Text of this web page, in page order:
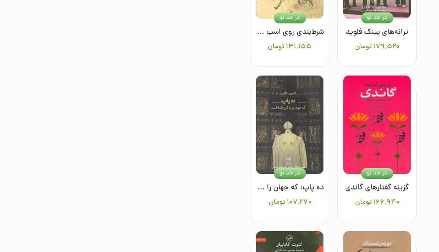
ترانه‌های پینک فلوید
۱۷۹٬۵۲۰ تومان
در حد نو
شرط‌بندی روی اسب مسابقه و قصه‌های دیگر
۱۳۱٬۱۵۵تومان
در حد نو
گزینه گفتارهای گاندی
۱۶۶٬۹۴۰ تومان
در حد نو
ده پاپ: که جهان را به لرزه انداختند
۱۰۷٬۲۷۰ تومان
در حد نو